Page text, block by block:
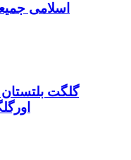
اسلامی